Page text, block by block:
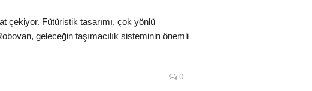
çekiyor. Fütüristik tasarımı, çok yönlü
geleceğin taşımacılık sisteminin önemli
0